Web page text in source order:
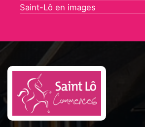
Saint-Lô en images